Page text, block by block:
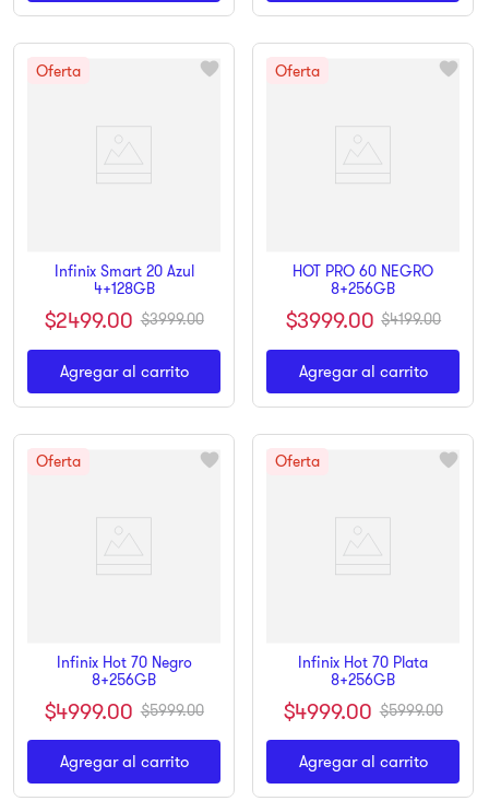
Infinix Smart 20 Azul
4+128GB
$2499.00 $3999.00
Agregar al carrito
HOT PRO 60 NEGRO
8+256GB
$3999.00 $4199.00
Agregar al carrito
Infinix Hot 70 Negro
8+256GB
$4999.00 $5999.00
Agregar al carrito
Infinix Hot 70 Plata
8+256GB
$4999.00 $5999.00
Agregar al carrito